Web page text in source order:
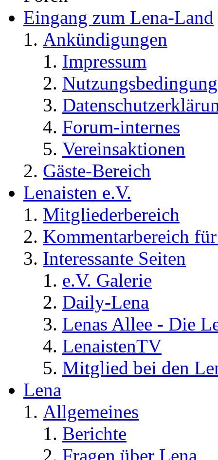
Eingang zum Lena-Land
Ankündigungen
Impressum
Forum-internes
Vereinsaktionen
Gäste-Bereich
Lenaisten e.V.
Mitgliederbereich
Kommentarbereich
Interessante Seiten
e.V. Galerie
Daily-Lena
Lenas Allee - Die
LenaistenTV
Mitglied bei den
Lena
Allgemeines
Berichte
Fragen über Lena